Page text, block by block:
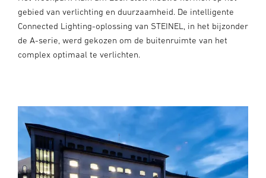
gebied van verlichting en duurzaamheid. De intelligente
Connected Lighting-oplossing van STEINEL, in het bijzonder
de A-serie, werd gekozen om de buitenruimte van het
complex optimaal te verlichten.